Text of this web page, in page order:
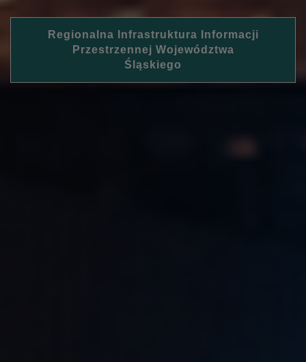
Regionalna Infrastruktura Informacji
Przestrzennej Województwa
Śląskiego